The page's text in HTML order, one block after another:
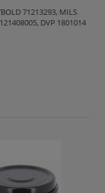
71213293, MILS
DVP 1801014